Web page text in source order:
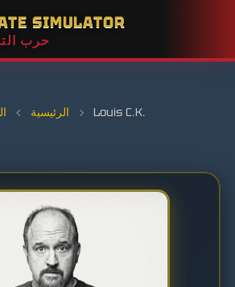
SIMULATOR
حرب
الرئيسية › › Louis C.K.